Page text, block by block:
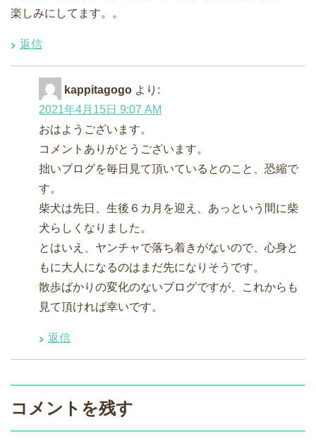
楽しみにしてます。。
返信
kappitagogo より:
2021年4月15日 9:07 AM
おはようございます。
コメントありがとうございます。
拙いブログを毎日見て頂いているとのこと、恐縮で
す。
柴犬は先日、生後６カ月を迎え、あっという間に柴
犬らしくなりました。
とはいえ、ヤンチャで落ち着きがないので、心身と
もに大人になるのはまだ先になりそうです。
散歩ばかりの変化のないブログですが、これからも
見て頂ければ幸いです。
返信
コメントを残す